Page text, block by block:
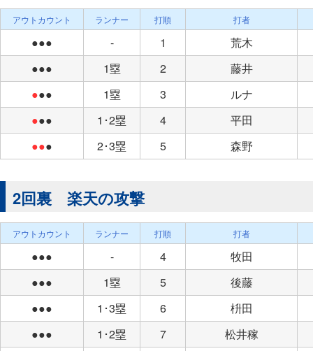
アウトカウント ランナー 打順 打者
●●● - 1
荒木
●●●
1塁 2
藤井
●●● 1塁 3
ルナ
●●● 1･2塁 4
平田
●●● 2･3塁 5 森野
2回裏 楽天の攻撃
アウトカウント ランナー 打順 打者
●●● - 4
牧田
●●●
1塁 5
後藤
●●●
1･3塁 6
枡田
●●●
1･2塁 7
松井稼